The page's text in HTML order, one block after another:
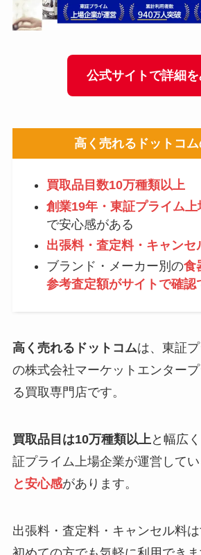
公式サイトで詳細
高く売れるドットコム
買取品目数10万種類以上
創業19年・東証プライム
で安心感がある
出張料・査定料・キャンセ
ブランド・メーカー別の食
参考査定額がサイトで確認
高く売れるドットコムは、東証
の株式会社マーケットエンター
る買取専門店です。
買取品目は10万種類以上 と幅広
証プライム上場企業が運営してい
と安心感があります。
出張料・査定料・キャンセル料は